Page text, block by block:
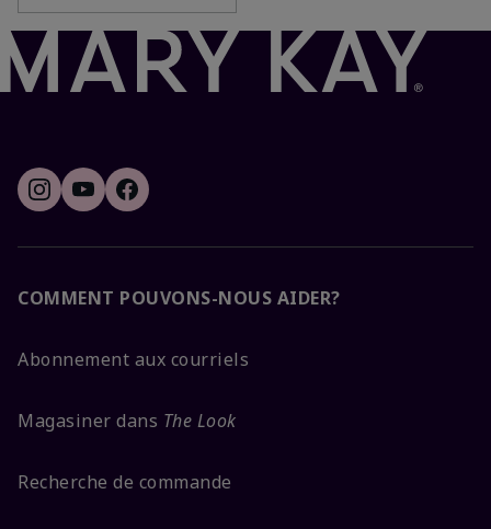
COMMENT POUVONS-NOUS AIDER?
Abonnement aux courriels
Magasiner dans The Look
Recherche de commande